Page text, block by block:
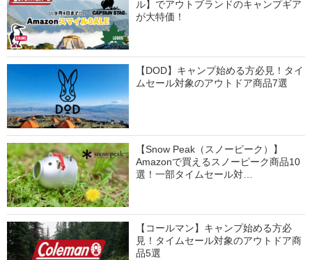
ル】でアウトブランドのキャンプギア
が大特価！
【DOD】キャンプ始める方必見！タイ
ムセール対象のアウトドア商品7選
【Snow Peak（スノーピーク）】
Amazonで買えるスノーピーク商品10
選！一部タイムセール対…
【コールマン】キャンプ始める方必
見！タイムセール対象のアウトドア商
品5選